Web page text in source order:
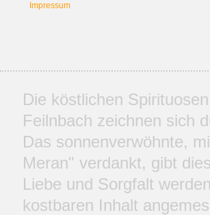
Impressum
Die köstlichen
Feilnbach zeichnen sich
Das sonnenverwöhnte,
Meran" verdankt, gibt
Liebe und Sorgfalt
kostbaren Inhalt